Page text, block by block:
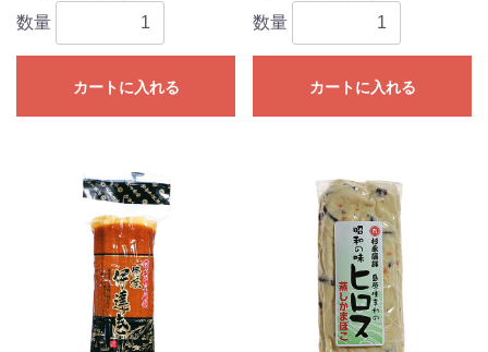
数量
カートに入れる
数量
カートに入れる